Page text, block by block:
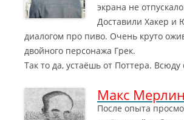
экрана не
Доставили Хакер и
диалогом про пиво. Очень круто
двойного персонажа Грек.
Так то да, устаёшь от Поттера. Всюду
Макс Мерлин
После опыта